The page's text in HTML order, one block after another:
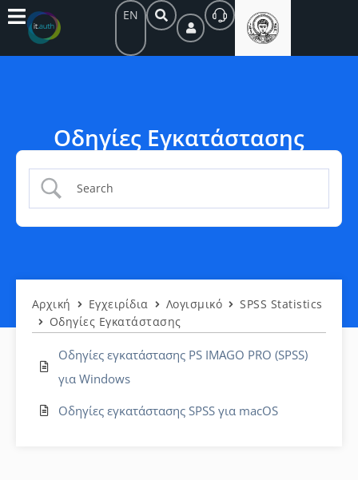
EN
Οδηγίες Εγκατάστασης
Αρχική Εγχειρίδια Λογισμικό
SPSS Statistics
Οδηγίες Εγκατάστασης
Οδηγίες εγκατάστασης PS IMAGO PRO (SPSS)
για Windows
Οδηγίες εγκατάστασης SPSS για macOS